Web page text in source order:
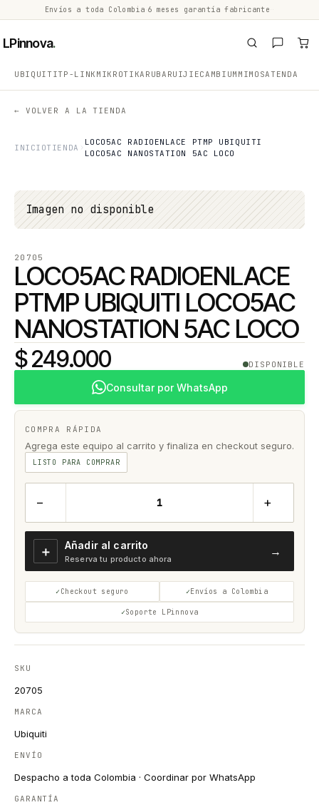
Envíos a toda Colombia 6 meses garantía fabricante
LPinnova.
UBIQUITITP-LINK MIKROTIKARUBA RUIJIECAMBIUM MIMOSATENDA
← VOLVER A LA TIENDA
INICIOTIENDA
LOCO5AC RADIOENLACE PTMP UBIQUITI
LOCO5AC NANOSTATION 5AC LOCO
Imagen no disponible
20705
LOCO5AC RADIOENLACE
PTMP UBIQUITI LOCO5AC
NANOSTATION 5AC LOCO
$ 249.000 DISPONIBLE
Consultar por WhatsApp
COMPRA RÁPIDA
Agrega este equipo al carrito y finaliza en checkout seguro.
LISTO PARA COMPRAR
− +
＋ Añadir al carrito
Reserva tu producto ahora
→
Checkout seguro Envíos a Colombia
Soporte LPinnova
SKU
20705
MARCA
Ubiquiti
ENVÍO
Despacho a toda Colombia · Coordinar por WhatsApp
GARANTÍA